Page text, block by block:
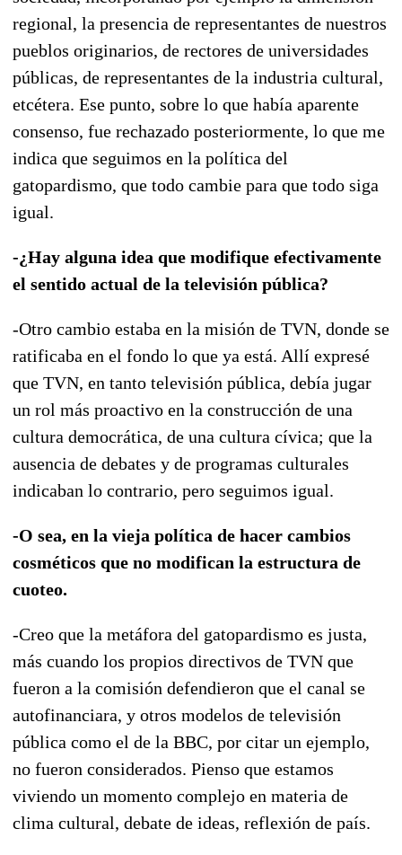
regional, la presencia de representantes de nuestros
pueblos originarios, de rectores de universidades
públicas, de representantes de la industria cultural,
etcétera. Ese punto, sobre lo que había aparente
consenso, fue rechazado posteriormente, lo que me
indica que seguimos en la política del
gatopardismo, que todo cambie para que todo siga
igual.
-¿Hay alguna idea que modifique efectivamente
el sentido actual de la televisión pública?
-Otro cambio estaba en la misión de TVN, donde se
ratificaba en el fondo lo que ya está. Allí expresé
que TVN, en tanto televisión pública, debía jugar
un rol más proactivo en la construcción de una
cultura democrática, de una cultura cívica; que la
ausencia de debates y de programas culturales
indicaban lo contrario, pero seguimos igual.
-O sea, en la vieja política de hacer cambios
cosméticos que no modifican la estructura de
cuoteo.
-Creo que la metáfora del gatopardismo es justa,
más cuando los propios directivos de TVN que
fueron a la comisión defendieron que el canal se
autofinanciara, y otros modelos de televisión
pública como el de la BBC, por citar un ejemplo,
no fueron considerados. Pienso que estamos
viviendo un momento complejo en materia de
clima cultural, debate de ideas, reflexión de país.